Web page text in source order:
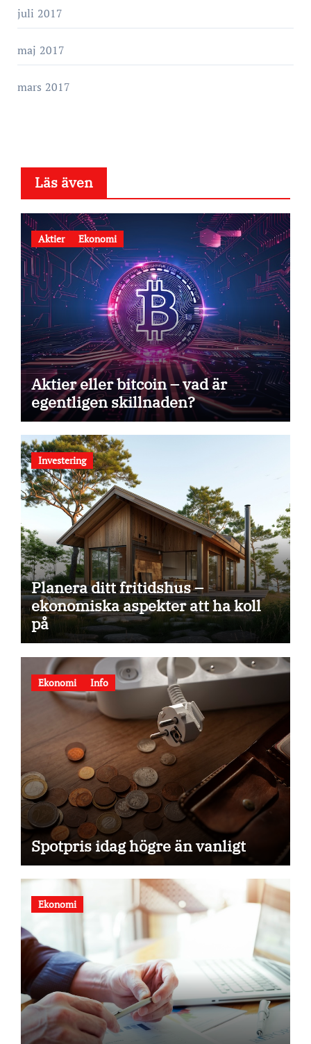
juli 2017
maj 2017
mars 2017
Läs även
Aktier Ekonomi
Aktier eller bitcoin – vad är
egentligen skillnaden?
Investering
Planera ditt fritidshus –
ekonomiska aspekter att ha koll
på
Ekonomi Info
Spotpris idag högre än vanligt
Ekonomi